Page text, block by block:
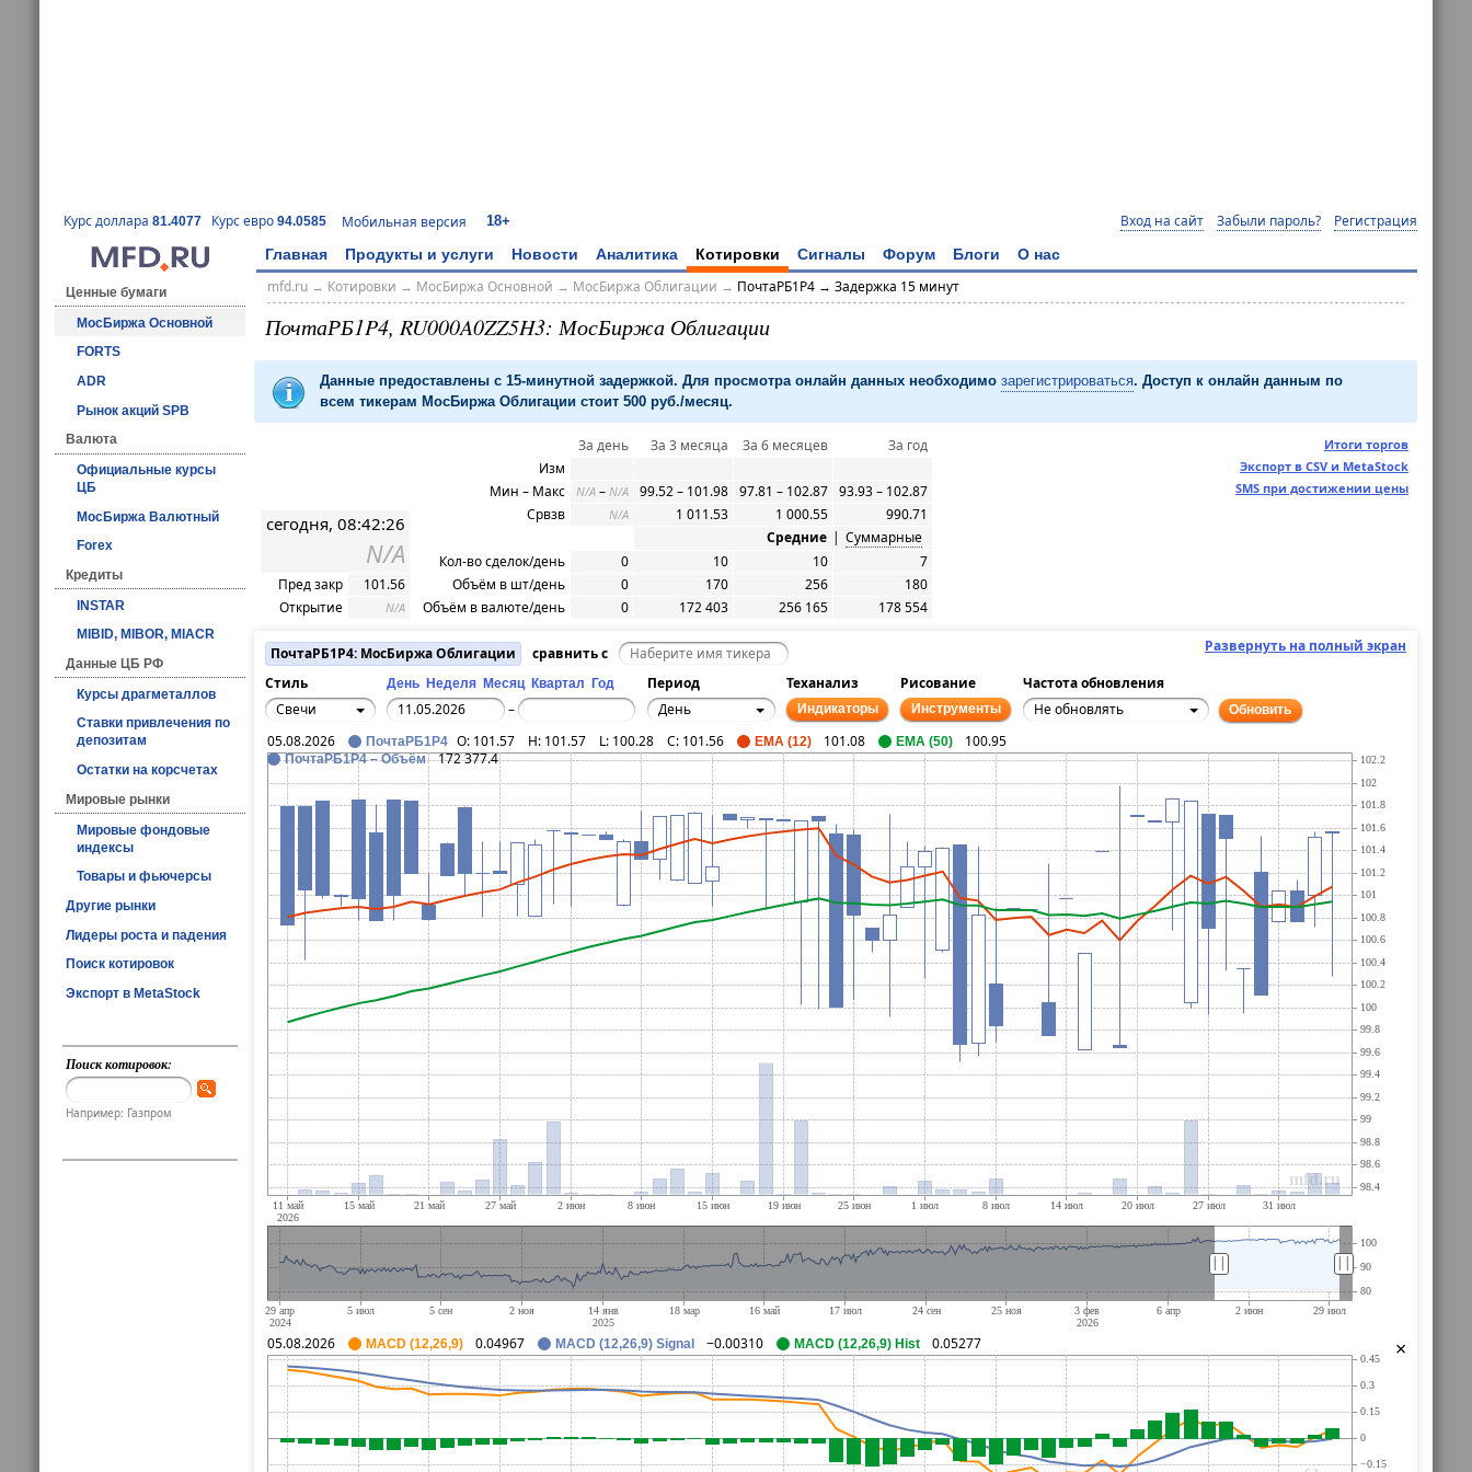
Курс доллара 81.4077 Курс евро 94.0585 Мобильная версия 18+ Вход на сайт Забыли пароль? Регистрация
Главная Продукты и услуги Новости Аналитика Котировки Сигналы Форум Блоги О нас
Ценные бумаги
МосБиржа Основной
FORTS
ADR
Рынок акций SPB
Валюта
Официальные курсы
ЦБ
МосБиржа Валютный
Forex
Кредиты
INSTAR
MIBID, MIBOR, MIACR
Данные ЦБ РФ
Курсы драгметаллов
Ставки привлечения по
депозитам
Остатки на корсчетах
Мировые рынки
Мировые фондовые
индексы
Товары и фьючерсы
Другие рынки
Лидеры роста и падения
Поиск котировок
Экспорт в MetaStock
Поиск котировок:
Например: Газпром
mfd.ru→ Котировки → МосБиржа Основной → МосБиржа Облигации → ПочтаРБ1P4 → Задержка 15 минут
ПочтаРБ1P4, RU000A0ZZ5H3: МосБиржа Облигации
Данные предоставлены с 15-минутной задержкой. Для просмотра онлайн данных необходимо зарегистрироваться. Доступ к онлайн данным по
всем тикерам МосБиржа Облигации стоит 500 руб./месяц.
Итоги торгов
Экспорт в CSV и MetaStock
SMS при достижении цены
сегодня, 08:42:26
N/A
Пред закр
101.56
Открытие
N/A
За день За 3 месяца За 6 месяцев
За год
Изм
Мин – Макс
N/A – N/A 99.52 – 101.98 97.81 – 102.87 93.93 – 102.87
Срвзв
N/A 1 011.53 1 000.55
990.71
Средние | Суммарные
Кол-во сделок/день
0 10 10
7
Объём в шт/день
0 170 256
180
Объём в валюте/день
0 172 403 256 165 178 554
Развернуть на полный экран
ПочтаРБ1P4: МосБиржа Облигации
сравнить с
Стиль
День Неделя Месяц Квартал Год Период Теханализ Рисование
Частота обновления
Свечи
– День Индикаторы Инструменты Не обновлять Обновить
|| ||
×
05.08.2026 ПочтаРБ1P4 O: 101.57 H: 101.57 L: 100.28 C: 101.56 EMA (12) 101.08 EMA (50) 100.95
ПочтаРБ1P4 – Объём 172 377.4
05.08.2026 MACD (12,26,9) 0.04967 MACD (12,26,9) Signal −0.00310 MACD (12,26,9) Hist 0.05277